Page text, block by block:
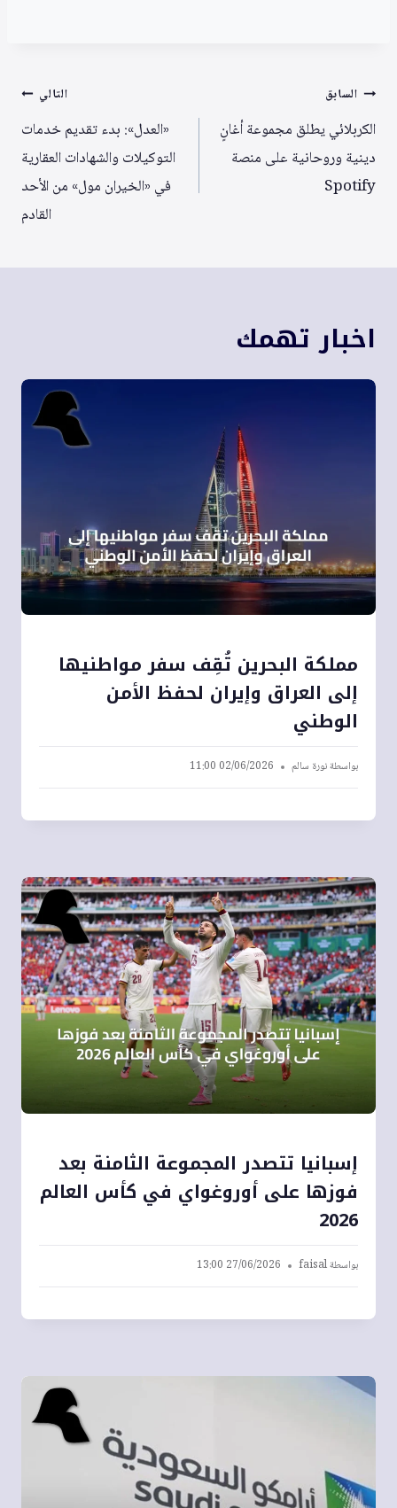
تصفّح
المقالات
السابق
الكربلائي يطلق مجموعة أغانٍ
دينية وروحانية على منصة
Spotify
التالي
«العدل»: بدء تقديم خدمات
التوكيلات والشهادات العقارية
في «الخيران مول» من الأحد
القادم
اخبار تهمك
مملكة البحرين تُقِف سفر مواطنيها
إلى العراق وإيران لحفظ الأمن
الوطني
بواسطةنورة سالم 02/06/2026 11:00
إسبانيا تتصدر المجموعة الثامنة بعد
فوزها على أوروغواي في كأس العالم
2026
بواسطةfaisal
27/06/2026 13:00